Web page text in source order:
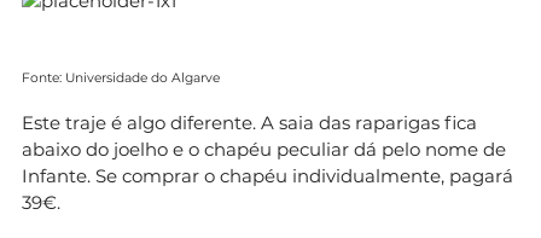
Fonte: Universidade do Algarve
Este traje é algo diferente. A saia das raparigas fica
abaixo do joelho e o chapéu peculiar dá pelo nome de
Infante. Se comprar o chapéu individualmente, pagará
39€.